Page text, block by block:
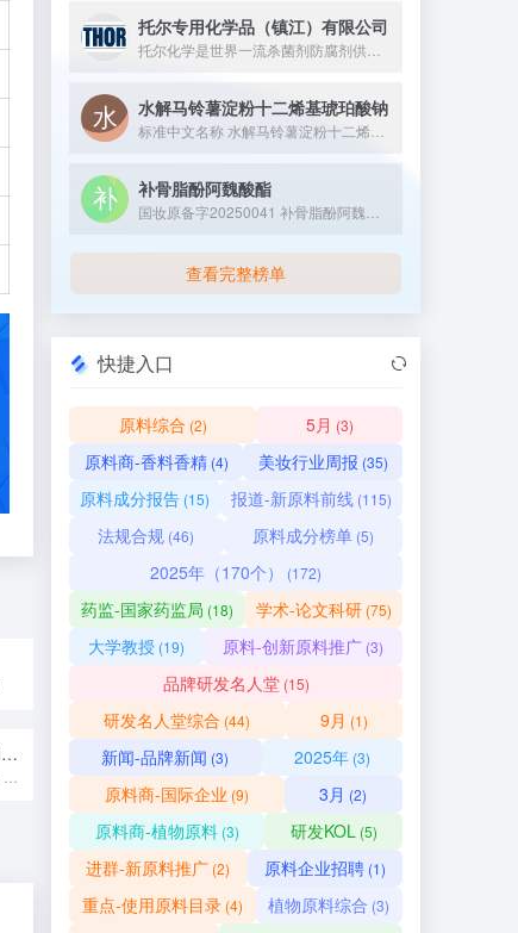
多花芍药（Paeonia emodi）籽油
国妆原备字20250099 多花芍药籽油是从生长在喜马拉雅地区海拔约 2350 米山坡的多花芍药种子中，通过冷榨或超临界 CO₂萃取等工艺提取的植物油，其主要成分为不饱和脂肪酸，富含维生素 E、角鲨烯等抗氧化物质，具有抗氧化、抗炎和保湿等功效，已完成化妆品新原料备案。
托尔专用化学品（镇江）有限公司
水解马铃薯淀粉十二烯基琥珀酸钠
补骨脂酚阿魏酸酯
查看完整榜单
快捷入口
原料综合 (2) 5月 (3)
原料商-香料香精(4) 美妆行业周报 (35)
原料成分报告 (15) 报道-新原料前线 (115)
法规合规 (46) 原料成分榜单(5)
2025年（170个） (172)
药监-国家药监局 (18) 学术-论文科研(75)
大学教授 (19) 原料-创新原料推广 (3)
品牌研发名人堂(15)
研发名人堂综合 (44) 9月 (1)
新闻-品牌新闻 (3) 2025年(3)
原料商-国际企业 (9) 3月 (2)
原料商-植物原料(3) 研发KOL (5)
进群-新原料推广 (2) 原料企业招聘(1)
重点-使用原料目录(4) 植物原料综合 (3)